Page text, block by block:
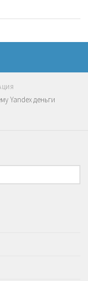
Yandex деньги